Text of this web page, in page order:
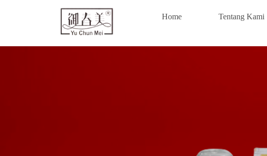
Home Tentang Kami